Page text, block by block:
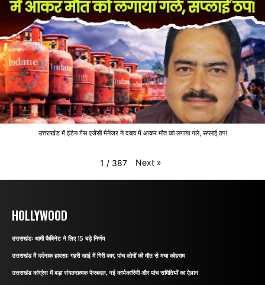
उत्तराखंड में इंडेन गैस एजेंसी मैनेजर ने दबाव में आकर मौत को लगाया गले, सप्लाई ठप!
1 / 387 Next »
HOLLYWOOD
उत्तराखंडः धामी कैबिनेट ने लिए 15 बड़े निर्णय
उत्तराखंड में दर्दनाक हादसाः गहरी खाई में गिरी कार, पांच लोगों की मौत से मचा कोहराम
उत्तराखंड कांग्रेस में बड़ा संगठनात्मक फेरबदल, नई कार्यकारिणी और पांच समितियों का ऐलान